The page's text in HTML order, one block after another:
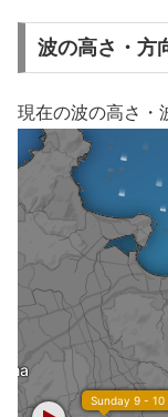
波の高さ・方
現在の波の高さ・